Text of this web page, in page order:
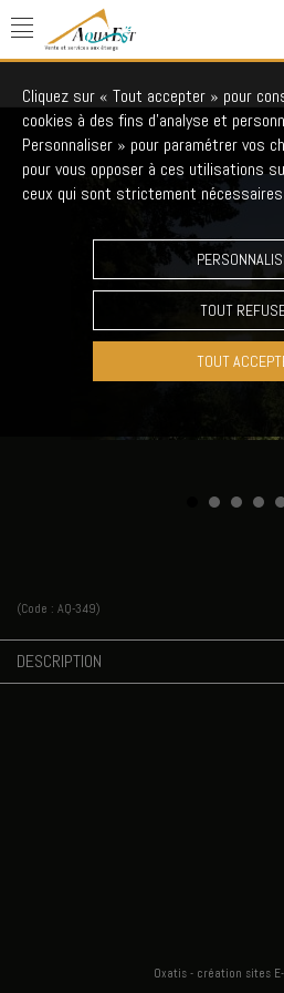
AQ-349
(Code : AQ-349)
DESCRIPTION
Cliquez sur « Tout accepter » pour
cookies à des fins d’analyse et
Personnaliser » pour paramétrer vos
pour vous opposer à ces utilisations
ceux qui sont strictement nécessaires.
TOUT
TOUT
Oxatis - création sites